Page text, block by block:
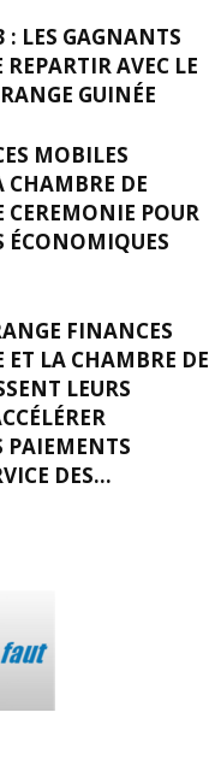
LES GAGNANTS
AVEC LE
GUINÉE
MOBILES
CHAMBRE DE
CEREMONIE POUR
ÉCONOMIQUES
FINANCES
ET LA CHAMBRE DE
LEURS
PAIEMENTS
DES...